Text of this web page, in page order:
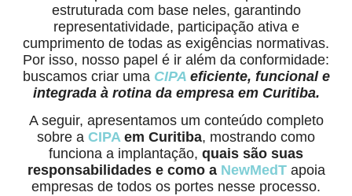
estruturada com base neles, garantindo
representatividade, participação ativa e
cumprimento de todas as exigências normativas.
Por isso, nosso papel é ir além da conformidade:
buscamos criar uma CIPAeficiente, funcional e
integrada à rotina da empresa em Curitiba.
A seguir, apresentamos um conteúdo completo
sobre a CIPA em Curitiba, mostrando como
funciona a implantação, quais são suas
responsabilidades e como a NewMedT apoia
empresas de todos os portes nesse processo.